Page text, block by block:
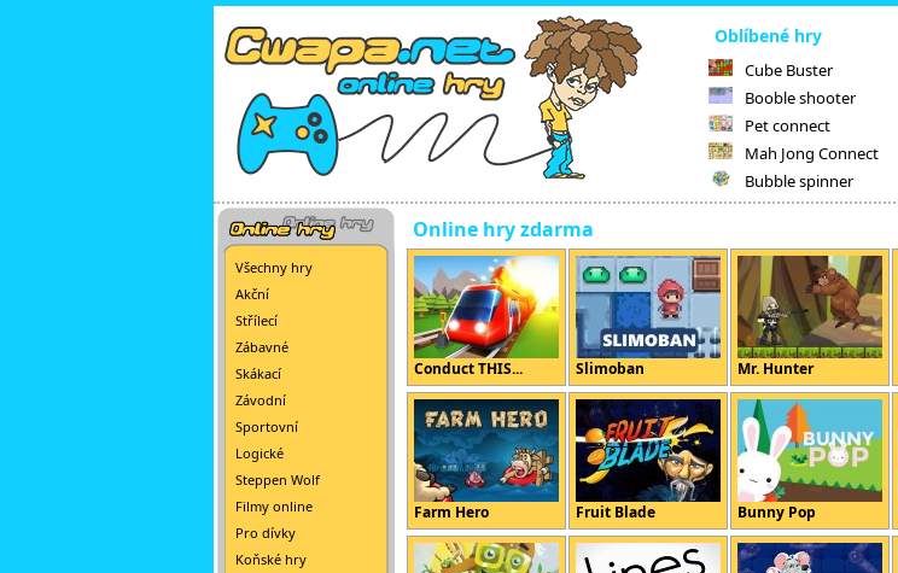
Oblíbené hry
Cube Buster
Booble shooter
Pet connect
Mah Jong Connect
Bubble spinner
Všechny hry
Akční
Střílecí
Zábavné
Skákací
Závodní
Sportovní
Logické
Steppen Wolf
Filmy online
Pro dívky
Koňské hry
Online hry zdarma
Conduct THIS... Slimoban Mr. Hunter
Farm Hero Fruit Blade Bunny Pop